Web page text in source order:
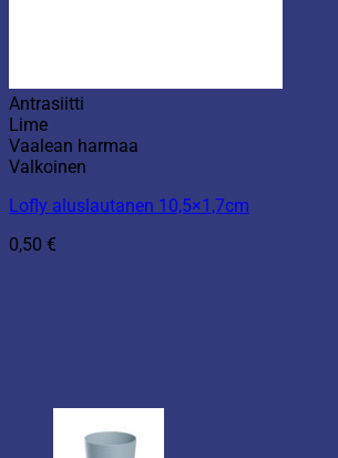
Antrasiitti
Lime
Vaalean harmaa
Valkoinen
Lofly aluslautanen 10,5×1,7cm
0,50 €